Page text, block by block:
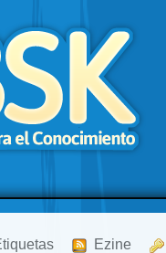
Ezine